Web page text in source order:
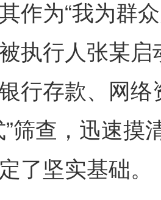
作为“我为群
执行人张某
行存款、网
”筛查，迅速摸
了坚实基础。